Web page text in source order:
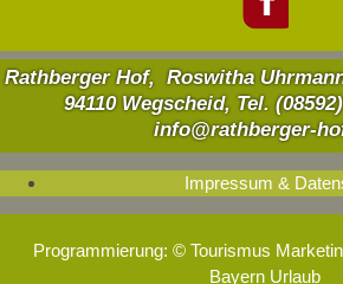
Rathberger Hof, Roswitha
94110 Wegscheid, Tel.
info@rathberger-
Impressum &
Programmierung: © Tourismus
Bayern Urlaub